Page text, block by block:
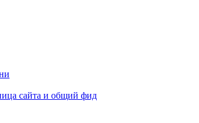
сайта и общий фид